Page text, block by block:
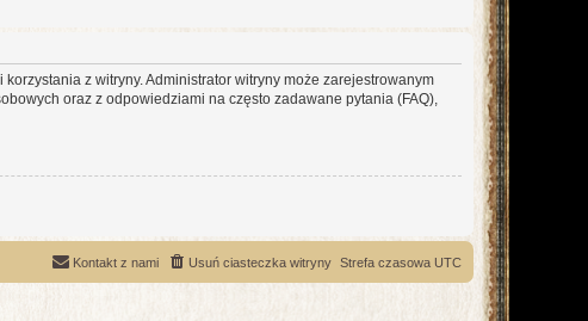
z witryny. Administrator witryny może zarejestrowanym
oraz z odpowiedziami na często zadawane pytania (FAQ),
Strefa czasowa UTC
Usuń ciasteczka witryny
Kontakt z nami